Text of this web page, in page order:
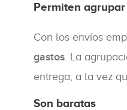
Permiten
Con los envíos
gastos. La
entrega, a la vez
Son baratas